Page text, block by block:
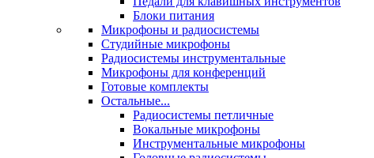
Блоки питания
Микрофоны и радиосистемы
Студийные микрофоны
Радиосистемы инструментальные
Микрофоны для конференций
Готовые комплекты
Остальные...
Радиосистемы петличные
Вокальные микрофоны
Инструментальные микрофоны